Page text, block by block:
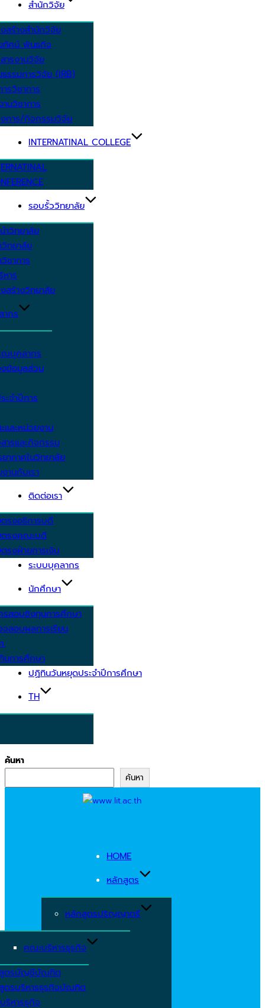
สำนักวิจัย
สร้างสำนักวิจัย
ทัศน์ พันธกิจ
ารงานวิจัย
รรมการวิจัย (IRB)
รวิชาการ
นวิชาการ
งการ/กิจกรรมวิจัย
INTERNATINAL COLLEGE
รอบรั้ววิทยาลัย
ำวิทยาลัย
ทยาลัย
ชาการ
าร
สร้างวิทยาลัย
กร
ณบุคลากร
ข้อมูลส่วน
จำปีการ
ละหน่วยงาน
ารและกิจกรรม
ากาศในวิทยาลัย
านกับเรา
ติดต่อเรา
รงอธิการบดี
ตรงคณะบดี
รงฝ่ายการเงิน
ระบบบุคลากร
นักศึกษา
รสอบชิงทุนการศึกษา
สอบผลการเรียน
.
นการศึกษา
ปฏิทินวันหยุดประจำปีการศึกษา
TH
ค้นหา
ค้นหา
HOME
หลักสูตร
หลักสูตรปริญญาตรี
คณะบริหารธุรกิจ
ตรบัญชีบัณฑิต
ตรบริหารธุรกิจบัณฑิต
ริหารธุกิจ